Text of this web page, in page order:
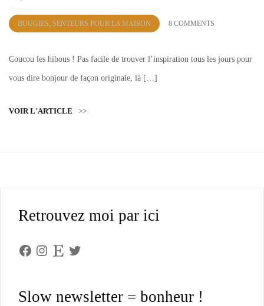
BOUGIES, SENTEURS POUR LA MAISON
by
8 COMMENTS
Coucou les hibous ! Pas facile de trouver l’inspiration tous les jours pour
vous dire bonjour de façon originale, là […]
VOIR L'ARTICLE >>
Retrouvez moi par ici
Facebook
Instagram
Etsy Twitter
Slow newsletter = bonheur !